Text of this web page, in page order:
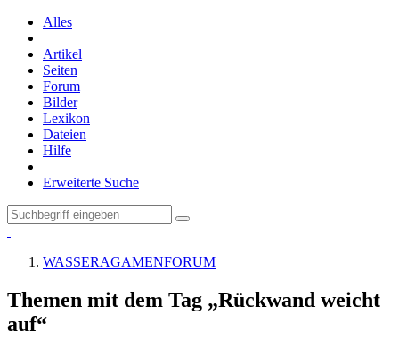
Alles
Artikel
Seiten
Forum
Bilder
Lexikon
Dateien
Hilfe
Erweiterte Suche
WASSERAGAMENFORUM
Themen mit dem Tag „Rückwand weicht
auf“